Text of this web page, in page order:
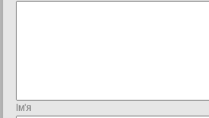
Ім'я